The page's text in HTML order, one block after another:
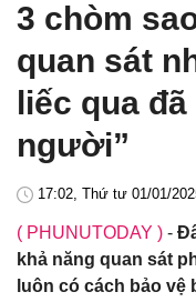
3 chòm
quan sát
liếc qua
người”
17:02, Thứ tư 01/01/
( PHUNUTODAY ) -
khả năng quan sát
luôn có cách bảo